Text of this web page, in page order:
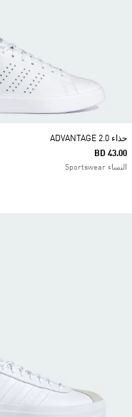
حذاء ADVANTAGE 2.0
BD 43.00
النساء Sportswear